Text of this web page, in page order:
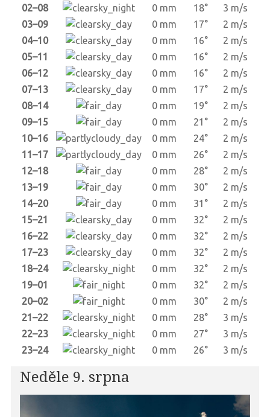
02–08
0 mm 18°
3 m/s
03–09
0 mm 17°
2 m/s
04–10
0 mm 16°
2 m/s
05–11
0 mm 16°
2 m/s
06–12
0 mm 16°
2 m/s
07–13
0 mm 17°
2 m/s
08–14
0 mm 19°
2 m/s
09–15
0 mm 21°
2 m/s
10–16
0 mm 24°
2 m/s
11–17
0 mm 26°
2 m/s
12–18
0 mm 28°
2 m/s
13–19
0 mm 30°
2 m/s
14–20
0 mm 31°
2 m/s
15–21
0 mm 32°
2 m/s
16–22
0 mm 32°
2 m/s
17–23
0 mm 32°
2 m/s
18–24
0 mm 32°
2 m/s
19–01
0 mm 32°
2 m/s
20–02
0 mm 30°
2 m/s
21–22
0 mm 28°
3 m/s
22–23
0 mm 27°
3 m/s
23–24
0 mm 26° 3 m/s
Neděle 9. srpna